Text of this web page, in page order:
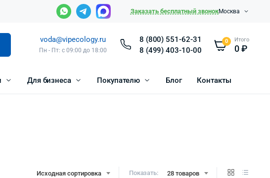
Заказать бесплатный звонокМосква
voda@vipecology.ru
Пн - Пт: с 09:00 до 18:00
8 (800) 551-62-31
8 (499) 403-10-00
0 Итого
0₽
Для бизнеса Покупателю Блог Контакты
Исходная сортировка Показать: 28 товаров